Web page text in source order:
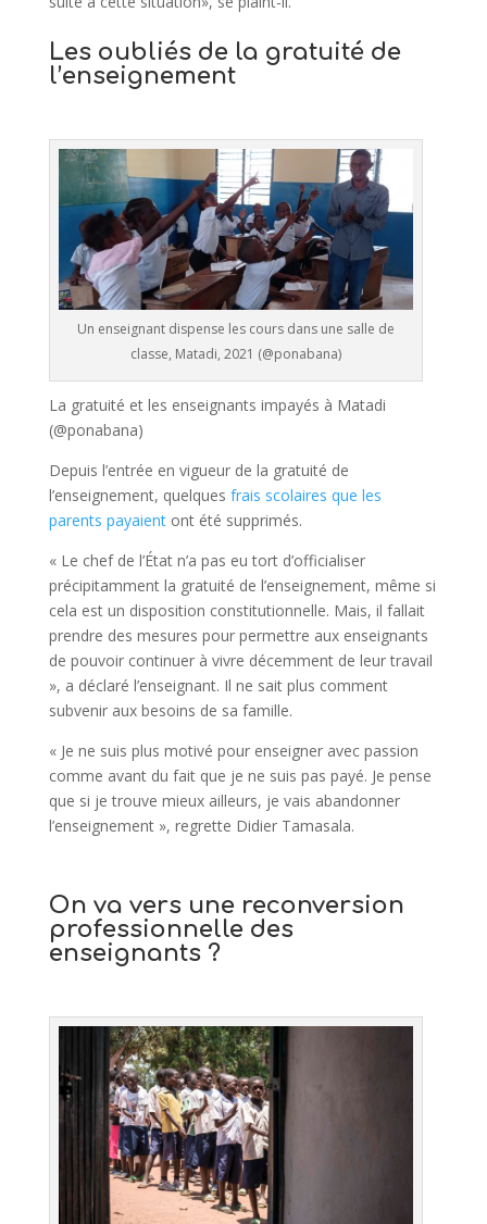
Les oubliés de la gratuité de
l’enseignement
Un enseignant dispense les cours dans une salle de
classe, Matadi, 2021 (@ponabana)
La gratuité et les enseignants impayés à Matadi
(@ponabana)
Depuis l’entrée en vigueur de la gratuité de
l’enseignement, quelques frais scolaires que les
parents payaientont été supprimés.
« Le chef de l’État n’a pas eu tort d’officialiser
précipitamment la gratuité de l’enseignement, même si
cela est un disposition constitutionnelle. Mais, il fallait
prendre des mesures pour permettre aux enseignants
de pouvoir continuer à vivre décemment de leur travail
», a déclaré l’enseignant. Il ne sait plus comment
subvenir aux besoins de sa famille.
« Je ne suis plus motivé pour enseigner avec passion
comme avant du fait que je ne suis pas payé. Je pense
que si je trouve mieux ailleurs, je vais abandonner
l’enseignement », regrette Didier Tamasala.
On va vers une reconversion
professionnelle des
enseignants ?